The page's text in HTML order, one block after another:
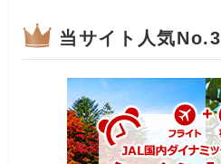
当サイト人気No.3